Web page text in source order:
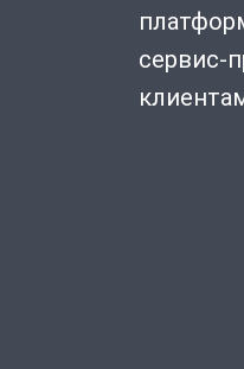
сервис-